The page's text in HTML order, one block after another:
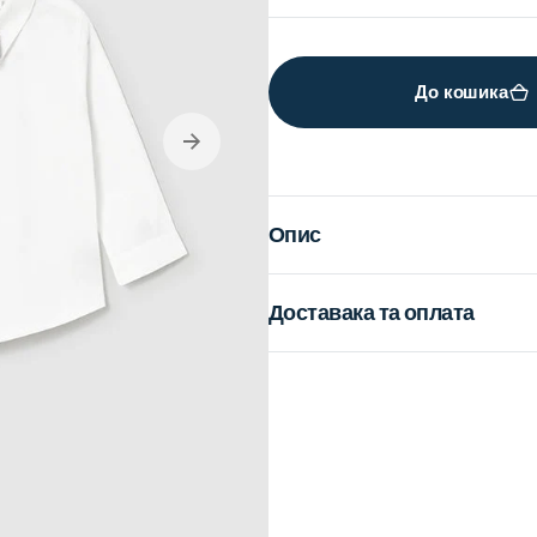
out
unavailable
До кошика
Опис
Доставака та оплата